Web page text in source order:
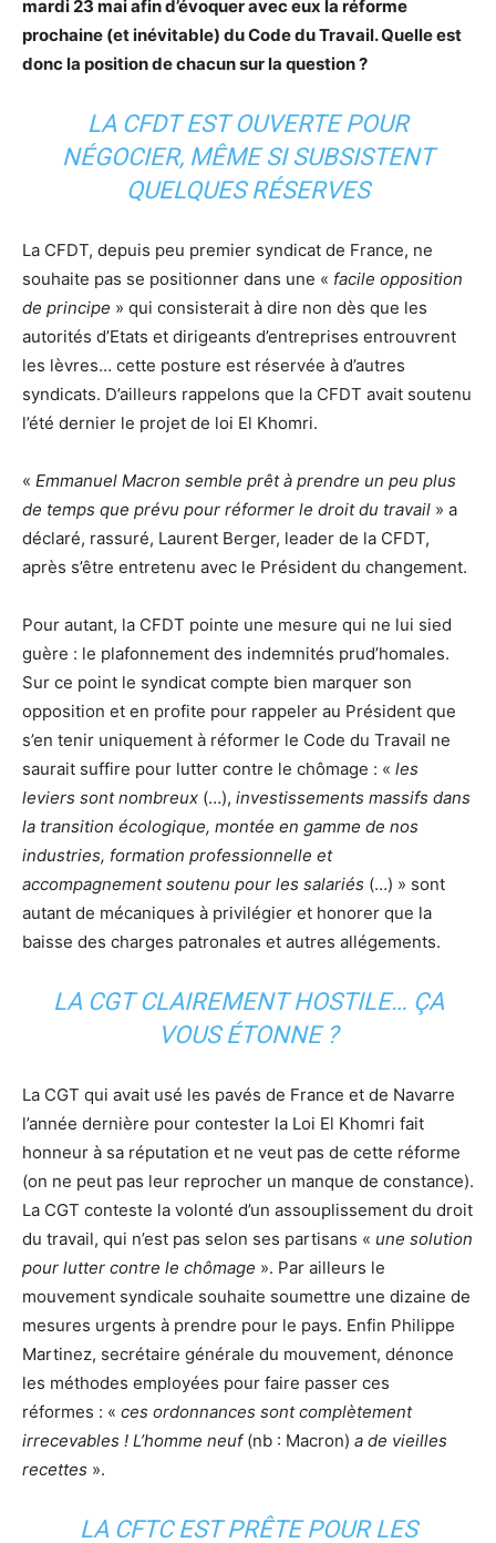
mardi 23 mai afin d’évoquer avec eux la réforme
prochaine (et inévitable) du Code du Travail. Quelle est
donc la position de chacun sur la question ?
LA CFDT EST OUVERTE POUR
NÉGOCIER, MÊME SI SUBSISTENT
QUELQUES RÉSERVES
La CFDT, depuis peu premier syndicat de France, ne
souhaite pas se positionner dans une « facile opposition
de principe » qui consisterait à dire non dès que les
autorités d’Etats et dirigeants d’entreprises entrouvrent
les lèvres… cette posture est réservée à d’autres
syndicats. D’ailleurs rappelons que la CFDT avait soutenu
l’été dernier le projet de loi El Khomri.
« Emmanuel Macron semble prêt à prendre un peu plus
de temps que prévu pour réformer le droit du travail » a
déclaré, rassuré, Laurent Berger, leader de la CFDT,
après s’être entretenu avec le Président du changement.
Pour autant, la CFDT pointe une mesure qui ne lui sied
guère : le plafonnement des indemnités prud’homales.
Sur ce point le syndicat compte bien marquer son
opposition et en profite pour rappeler au Président que
s’en tenir uniquement à réformer le Code du Travail ne
saurait suffire pour lutter contre le chômage : « les
leviers sont nombreux (…), investissements massifs dans
la transition écologique, montée en gamme de nos
industries, formation professionnelle et
accompagnement soutenu pour les salariés (…) » sont
autant de mécaniques à privilégier et honorer que la
baisse des charges patronales et autres allégements.
LA CGT CLAIREMENT HOSTILE… ÇA
VOUS ÉTONNE ?
La CGT qui avait usé les pavés de France et de Navarre
l’année dernière pour contester la Loi El Khomri fait
honneur à sa réputation et ne veut pas de cette réforme
(on ne peut pas leur reprocher un manque de constance).
La CGT conteste la volonté d’un assouplissement du droit
du travail, qui n’est pas selon ses partisans « une solution
pour lutter contre le chômage ». Par ailleurs le
mouvement syndicale souhaite soumettre une dizaine de
mesures urgents à prendre pour le pays. Enfin Philippe
Martinez, secrétaire générale du mouvement, dénonce
les méthodes employées pour faire passer ces
réformes : « ces ordonnances sont complètement
irrecevables ! L’homme neuf(nb : Macron) a de vieilles
recettes ».
LA CFTC EST PRÊTE POUR LES